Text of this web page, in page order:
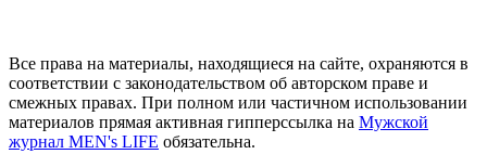
Все права на материалы, находящиеся на сайте, охраняются в
соответствии с законодательством об авторском праве и
смежных правах. При полном или частичном использовании
материалов прямая активная гипперссылка на Мужской
журнал MEN's LIFE обязательна.